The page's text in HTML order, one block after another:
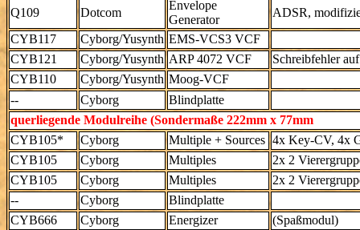
Q109
Dotcom
Envelope
Generator
ADSR,
CYB117
Cyborg/Yusynth EMS-VCS3 VCF
CYB121
Cyborg/Yusynth ARP 4072 VCF
Schreibfehler
CYB110
Cyborg/Yusynth Moog-VCF
--
Cyborg
Blindplatte
querliegende Modulreihe (Sondermaße 222mm x 77mm
CYB105*
Cyborg Multiple + Sources 4x Key-CV, 4x
CYB105
Cyborg Multiples
2x 2
CYB105
Cyborg Multiples
2x 2
--
Cyborg
Blindplatte
CYB666
Cyborg Energizer (Spaßmodul)